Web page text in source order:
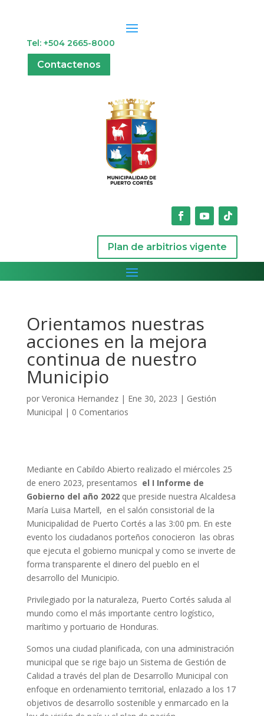
Tel: +504 2665-8000
Contactenos
Plan de arbitrios vigente
Orientamos nuestras
acciones en la mejora
continua de nuestro
Municipio
por Veronica Hernandez| Ene 30, 2023 | Gestión
Municipal | 0 Comentarios
Mediante en Cabildo Abierto realizado el miércoles 25
de enero 2023, presentamos el I Informe de
Gobierno del año 2022 que preside nuestra Alcaldesa
María Luisa Martell, en el salón consistorial de la
Municipalidad de Puerto Cortés a las 3:00 pm. En este
evento los ciudadanos porteños conocieron las obras
que ejecuta el gobierno municpal y como se inverte de
forma transparente el dinero del pueblo en el
desarrollo del Municipio.
Privilegiado por la naturaleza, Puerto Cortés saluda al
mundo como el más importante centro logístico,
marítimo y portuario de Honduras.
Somos una ciudad planificada, con una administración
municipal que se rige bajo un Sistema de Gestión de
Calidad a través del plan de Desarrollo Municipal con
enfoque en ordenamiento territorial, enlazado a los 17
objetivos de desarrollo sostenible y enmarcado en la